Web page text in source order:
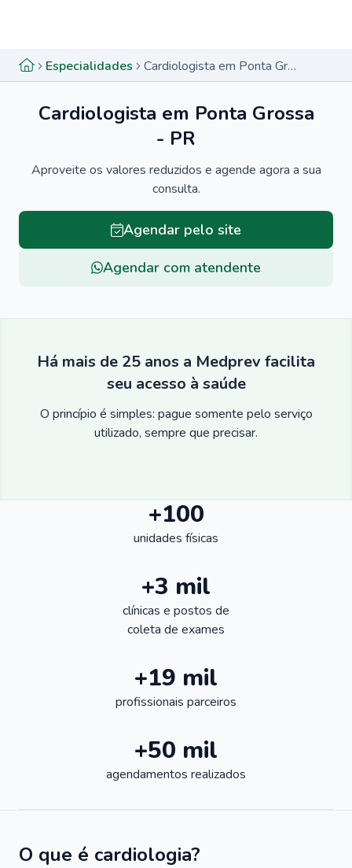
Especialidades Cardiologista em Ponta Grossa - PR
Cardiologista em Ponta Grossa
- PR
Aproveite os valores reduzidos e agende agora a sua
consulta.
Agendar pelo site
Agendar com atendente
Há mais de 25 anos a Medprev facilita
seu acesso à saúde
O princípio é simples: pague somente pelo serviço
utilizado, sempre que precisar.
+100
unidades físicas
+3 mil
clínicas e postos de
coleta de exames
+19 mil
profissionais parceiros
+50 mil
agendamentos realizados
O que é cardiologia?